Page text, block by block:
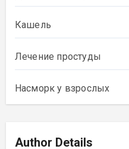
Кашель
Лечение простуды
Насморк у взрослых
Author Details